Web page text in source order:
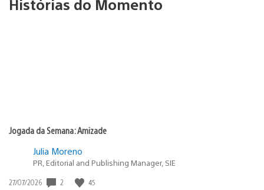
Histórias do Momento
Jogada da Semana: Amizade
Julia Moreno
PR, Editorial and Publishing Manager, SIE
Data
27/07/2026 2 45